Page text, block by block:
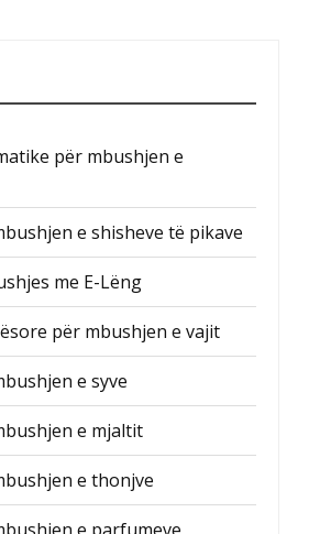
për mbushjen e
e shisheve të pikave
me E-Lëng
për mbushjen e vajit
e syve
e mjaltit
e thonjve